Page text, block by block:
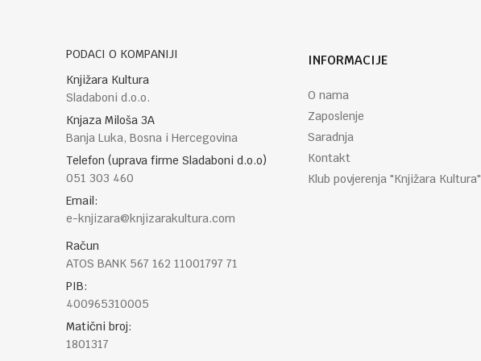
PODACI O KOMPANIJI
Knjižara Kultura
Sladaboni d.o.o.
Knjaza Miloša 3A
Banja Luka, Bosna i Hercegovina
Telefon (uprava firme Sladaboni d.o.o)
051 303 460
Email:
e-knjizara@knjizarakultura.com
Račun
ATOS BANK 567 162 11001797 71
PIB:
400965310005
Matični broj:
1801317
INFORMACIJE
O nama
Zaposlenje
Saradnja
Kontakt
Klub povjerenja "Knjižara Kultura"